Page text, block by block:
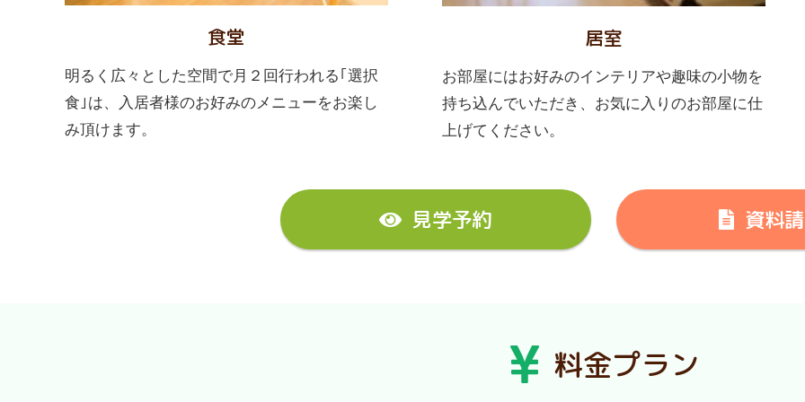
食堂
明るく広々とした空間で月２回行われる｢選択
食｣は、入居者様のお好みのメニューをお楽し
み頂けます。
居室
お部屋にはお好みのインテリアや趣味の小物を
持ち込んでいただき、お気に入りのお部屋に仕
上げてください。
見学予約 資料
料金プラン